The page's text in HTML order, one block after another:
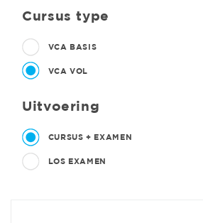
Cursus type
VCA BASIS
VCA VOL
Uitvoering
CURSUS + EXAMEN
LOS EXAMEN